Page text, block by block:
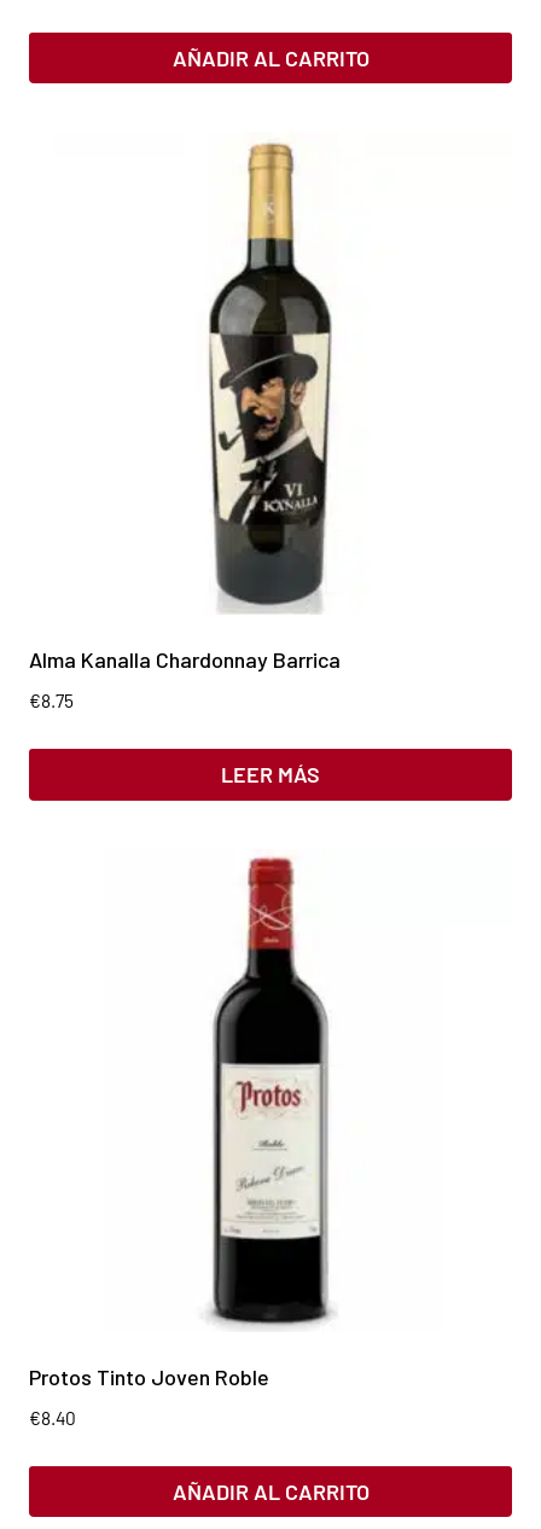
AÑADIR AL CARRITO
Alma Kanalla Chardonnay Barrica
€8.75
LEER MÁS
Protos Tinto Joven Roble
€8.40
AÑADIR AL CARRITO